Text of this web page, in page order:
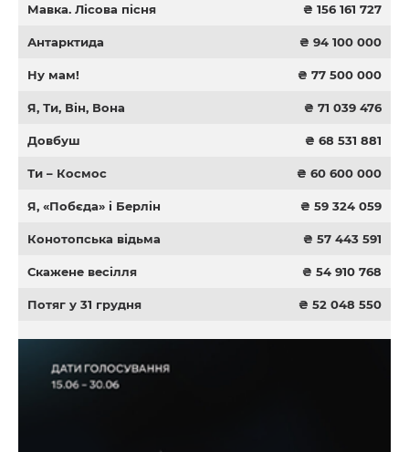
Мавка. Лісова пісня ₴ 156 161 727
Антарктида ₴ 94 100 000
Ну мам! ₴ 77 500 000
Я, Ти, Він, Вона ₴ 71 039 476
Довбуш ₴ 68 531 881
Ти – Космос ₴ 60 600 000
Я, «Побєда» і Берлін ₴ 59 324 059
Конотопська відьма ₴ 57 443 591
Скажене весілля ₴ 54 910 768
Потяг у 31 грудня ₴ 52 048 550